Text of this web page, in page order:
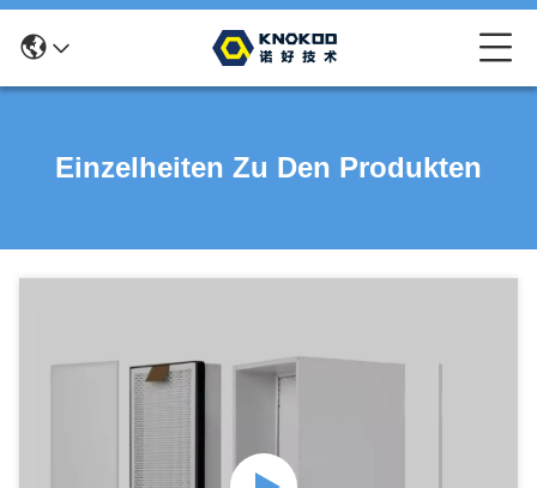
Einzelheiten Zu Den Produkten